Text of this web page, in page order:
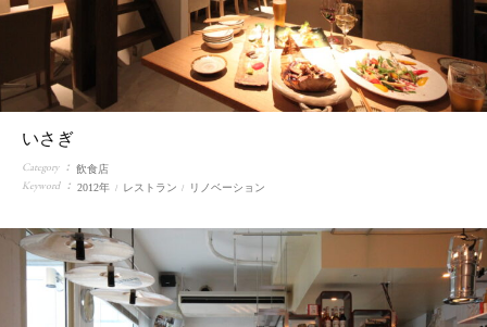
いさぎ
Category 飲食店
Keyword 2012年 レストラン リノベーション